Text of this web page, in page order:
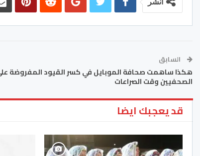
انشر
السابق
هكذا ساهمت صحافة الموبايل في كسر القيود المفروضة
الصحفيين وقت الصراعات
قد يعجبك ايضا